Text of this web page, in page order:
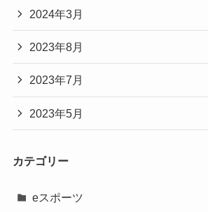
2024年3月
2023年8月
2023年7月
2023年5月
カテゴリー
eスポーツ